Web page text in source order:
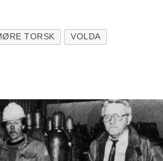
TORSK VOLDA